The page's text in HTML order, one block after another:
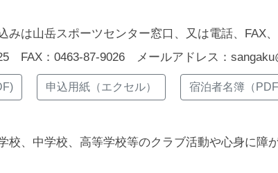
みは山岳スポーツセンター窓口、又は電話、FAX
FAX：0463-87-9026 メールアドレス：
申込用紙（エクセル） 宿泊者名簿（PDF
校、中学校、高等学校等のクラブ活動や心身に